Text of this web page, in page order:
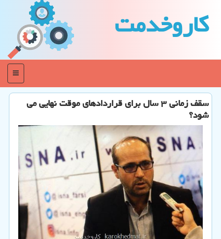
كاروخدمت
منو
سقف زمانی ۳ سال برای قراردادهای موقت نهایی می
شود؟